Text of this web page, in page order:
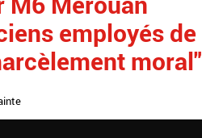
employés de
moral"